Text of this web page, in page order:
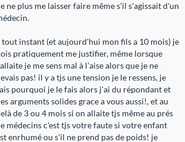
ne plus me laisser faire même s'il s'agissait d'un
tout instant (et aujourd'hui mon fils a 10 mois) je
pratiquement me justifier, même lorsque
je me sens mal à l'aise alors que je ne
pas! il y a tjs une tension je le ressens, je
pourquoi je le fais alors j'ai du répondant et
arguments solides grace a vous aussi!, et au
de 3 ou 4 mois si on allaite tjs même au prés
médecins c'est tjs votre faute si votre enfant
enrhumé ou s'il ne prend pas de poids! je